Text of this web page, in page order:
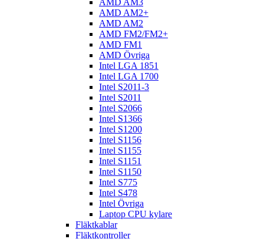
AMD AM3
AMD AM2+
AMD AM2
AMD FM2/FM2+
AMD FM1
AMD Övriga
Intel LGA 1851
Intel LGA 1700
Intel S2011-3
Intel S2011
Intel S2066
Intel S1366
Intel S1200
Intel S1156
Intel S1155
Intel S1151
Intel S1150
Intel S775
Intel S478
Intel Övriga
Laptop CPU kylare
Fläktkablar
Fläktkontroller